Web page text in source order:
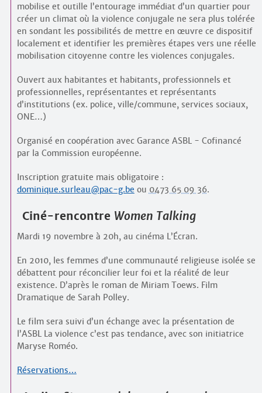
mobilise et outille l’entourage immédiat d’un quartier pour
créer un climat où la violence conjugale ne sera plus tolérée
en sondant les possibilités de mettre en œuvre ce dispositif
localement et identifier les premières étapes vers une réelle
mobilisation citoyenne contre les violences conjugales.
Ouvert aux habitantes et habitants, professionnels et
professionnelles, représentantes et représentants
d’institutions (ex. police, ville/commune, services sociaux,
ONE…)
Organisé en coopération avec Garance ASBL - Cofinancé
par la Commission européenne.
Inscription gratuite mais obligatoire :
dominique.surleau@pac-g.be ou 0473 65 09 36.
Ciné-rencontre Women Talking
Mardi 19 novembre à 20h, au cinéma L’Écran.
En 2010, les femmes d’une communauté religieuse isolée se
débattent pour réconcilier leur foi et la réalité de leur
existence. D’après le roman de Miriam Toews. Film
Dramatique de Sarah Polley.
Le film sera suivi d’un échange avec la présentation de
l’ASBL La violence c’est pas tendance, avec son initiatrice
Maryse Roméo.
Réservations…